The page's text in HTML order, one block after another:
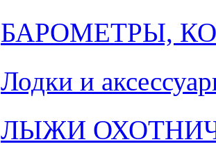
БАРОМЕТРЫ,
Лодки и
ЛЫЖИ